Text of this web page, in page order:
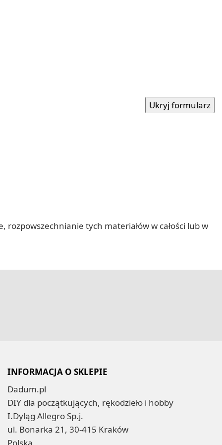
tych materiałów w całości lub w
INFORMACJA O SKLEPIE
Dadum.pl
DIY dla początkujących, rękodzieło i hobby
I.Dyląg Allegro Sp.j.
ul. Bonarka 21, 30-415 Kraków